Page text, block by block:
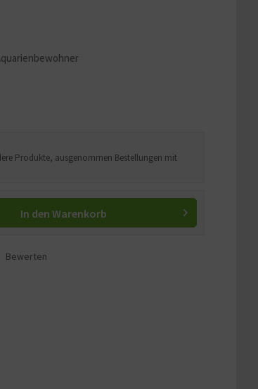
YouTube
Produkte, ausgenommen Bestellungen mit
In den Warenkorb
Bewerten